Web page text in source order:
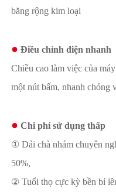
băng rộng kim loại
● Điều chỉnh điện nhanh
Chiều cao làm việc của
một nút bấm, nhanh chóng
● Chi phí sử dụng thấp
① Dải chà nhám chuyên
50%,
② Tuổi thọ cực kỳ bền bỉ